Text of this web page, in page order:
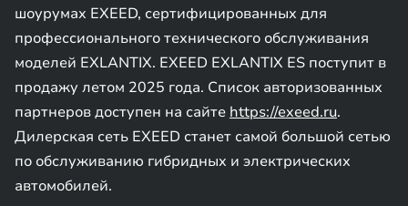
шоурумах EXEED, сертифицированных для
профессионального технического обслуживания
моделей EXLANTIX. EXEED EXLANTIX ES поступит в
продажу летом 2025 года. Cписок авторизованных
партнеров доступен на сайте https://exeed.ru.
Дилерская сеть EXEED станет самой большой сетью
по обслуживанию гибридных и электрических
автомобилей.